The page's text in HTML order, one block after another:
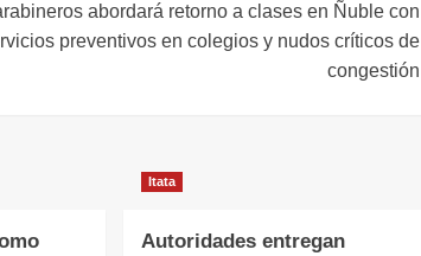
abordará retorno a clases en Ñuble con
preventivos en colegios y nudos críticos de
congestión
Itata
Autoridades entregan